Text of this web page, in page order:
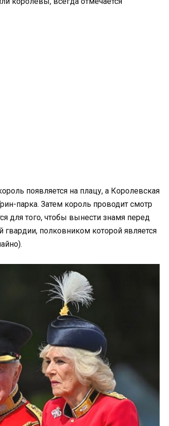
появляется на плацу, а Королевская
парка. Затем король проводит смотр
для того, чтобы вынести знамя перед
полковником которой является